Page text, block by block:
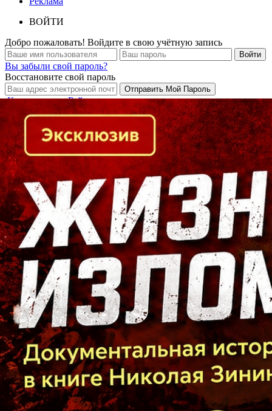
ВОЙТИ
Добро пожаловать! Войдите в свою учётную запись
Вы забыли свой пароль?
Восстановите свой пароль
Кто есть кто в Байкальском регионе